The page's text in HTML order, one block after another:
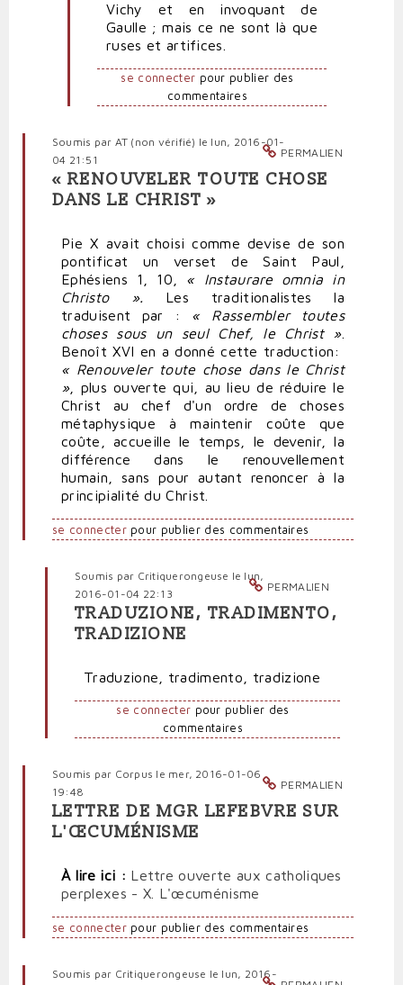
Vichy et en invoquant de
Gaulle ; mais ce ne sont là que
ruses et artifices.
se connecter pour publier des
commentaires
PERMALIEN
Soumis par AT (non vérifié) le lun, 2016-01-
04 21:51
« RENOUVELER TOUTE CHOSE
DANS LE CHRIST »
Pie X avait choisi comme devise de son
pontificat un verset de Saint Paul,
Ephésiens 1, 10, « Instaurare omnia in
Christo ».
Les traditionalistes la
traduisent par : « Rassembler toutes
choses sous un seul Chef, le Christ ».
Benoît XVI en a donné cette traduction:
« Renouveler toute chose dans le Christ
», plus ouverte qui, au lieu de réduire le
Christ au chef d'un ordre de choses
métaphysique à maintenir coûte que
coûte, accueille le temps, le devenir, la
différence dans le renouvellement
humain, sans pour autant renoncer à la
principialité du Christ.
se connecterpour publier des commentaires
PERMALIEN
Soumis par Critiquerongeuse le lun,
2016-01-04 22:13
En
réponse
Christ
»
par
AT
vérifié)
TRADUZIONE, TRADIMENTO,
TRADIZIONE
Traduzione, tradimento, tradizione
se connecter pour publier des
commentaires
PERMALIEN
Soumis par Corpus le mer, 2016-01-06
19:48
LETTRE DE MGR LEFEBVRE SUR
L'ŒCUMÉNISME
À lire ici : Lettre ouverte aux catholiques
perplexes - X. L'œcuménisme
se connecterpour publier des commentaires
Soumis par Critiquerongeuse le lun, 2016-